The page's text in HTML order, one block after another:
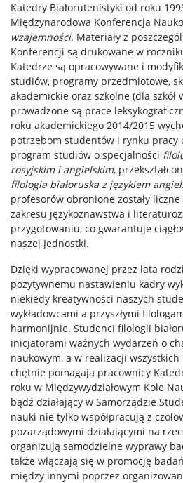
Katedry Białorutenistyki od roku
Międzynarodowa Konferencja
wzajemności. Materiały z
Konferencji są drukowane w
Katedrze są opracowywane i
studiów, programy przedmiotowe,
akademickie oraz szkolne (dla szkół
prowadzone są prace
roku akademickiego 2014/2015
potrzebom studentów i rynku pracy
program studiów o specjalności
rosyjskim i angielskim,
filologia białoruska z językiem
profesorów obronione zostały
zakresu językoznawstwa i
przygotowaniu, co gwarantuje
naszej Jednostki.
Dzięki wypracowanej przez lata
pozytywnemu nastawieniu kadry
niekiedy kreatywności naszych
wykładowcami a przyszłymi
harmonijnie. Studenci filologii
inicjatorami ważnych wydarzeń o
naukowym, a w realizacji
chętnie pomagają pracownicy
roku w Międzywydziałowym Kole
bądź działający w Samorządzie
nauki nie tylko współpracują z
pozarządowymi działającymi na
organizują samodzielne wyprawy
także włączają się w promocję
między innymi poprzez